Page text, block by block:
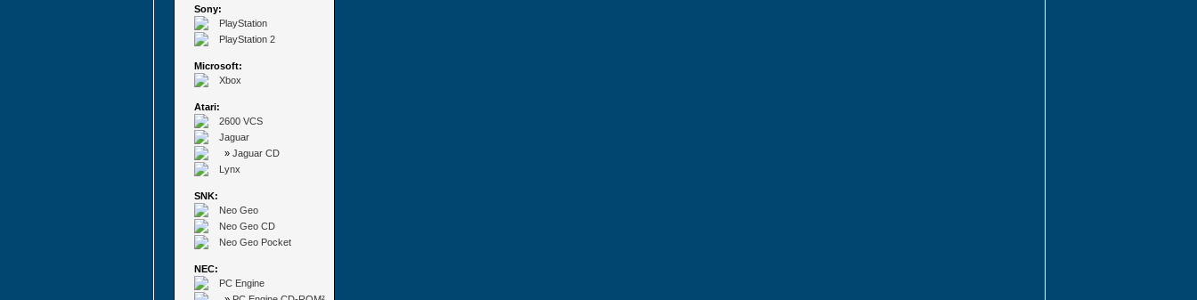
Sony:
PlayStation
PlayStation 2
Microsoft:
Xbox
Atari:
2600 VCS
Jaguar
» Jaguar CD
Lynx
SNK:
Neo Geo
Neo Geo CD
Neo Geo Pocket
NEC:
PC Engine